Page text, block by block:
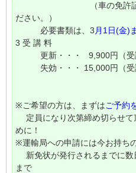
（車の免許証のコピ
ださい。）
必要書類は、3 月1日(金)
3 受 講 料
更新・・・ 9,900円（受講
失効・・・ 15,000円（受講
※ご希望の方は、まずはご予約
定員になり次第締め切らせて
めに！
※運輸局への申請には今お持ち
新免状が発行されるまでに数
まで